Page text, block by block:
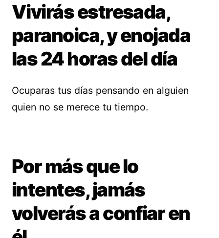
Vivirás estresada,
paranoica, y enojada
las 24 horas del día
Ocuparas tus días pensando en alguien
quien no se merece tu tiempo.
Por más que lo
intentes, jamás
volverás a confiar en